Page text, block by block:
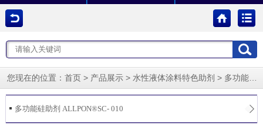
您现在的位置： 首页 > 产品展示 > 水性液体涂料特色助剂 > 多功能硅助剂
多功能硅助剂 ALLPON®SC- 010